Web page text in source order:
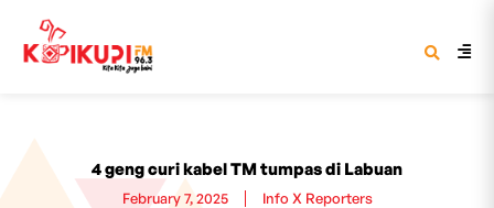
4 geng curi kabel TM tumpas di Labuan
February 7, 2025 Info X Reporters